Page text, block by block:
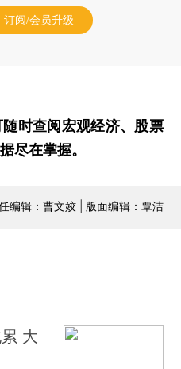
订阅/会员升级
随时查阅宏观经济、股票
尽在掌握。
编辑：曹文姣 | 版面编辑：覃洁
大